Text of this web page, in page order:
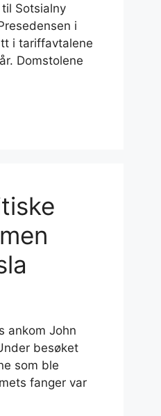
Sotsialny
i
i tariffavtalene
Domstolene
ankom John
besøket
som ble
fanger var